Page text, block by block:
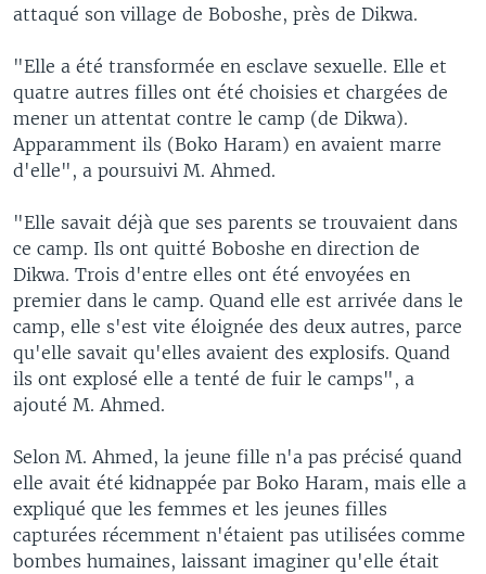
attaqué son village de Boboshe, près de Dikwa.
"Elle a été transformée en esclave sexuelle. Elle et
quatre autres filles ont été choisies et chargées de
mener un attentat contre le camp (de Dikwa).
Apparamment ils (Boko Haram) en avaient marre
d'elle", a poursuivi M. Ahmed.
"Elle savait déjà que ses parents se trouvaient dans
ce camp. Ils ont quitté Boboshe en direction de
Dikwa. Trois d'entre elles ont été envoyées en
premier dans le camp. Quand elle est arrivée dans le
camp, elle s'est vite éloignée des deux autres, parce
qu'elle savait qu'elles avaient des explosifs. Quand
ils ont explosé elle a tenté de fuir le camps", a
ajouté M. Ahmed.
Selon M. Ahmed, la jeune fille n'a pas précisé quand
elle avait été kidnappée par Boko Haram, mais elle a
expliqué que les femmes et les jeunes filles
capturées récemment n'étaient pas utilisées comme
bombes humaines, laissant imaginer qu'elle était